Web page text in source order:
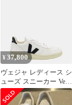
¥37,800
ヴェジャ レディース シ
ューズ スニーカー Veja
V10 Trainers Ex
WhiteBlack ホワイト